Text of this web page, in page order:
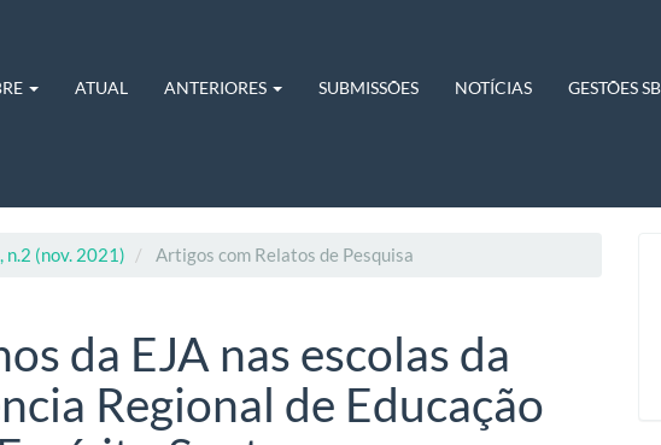
ATUAL ANTERIORES SUBMISSÕES NOTÍCIAS GESTÕES
n.2 (nov. 2021) Artigos com Relatos de Pesquisa
da EJA nas escolas da
Regional de Educação